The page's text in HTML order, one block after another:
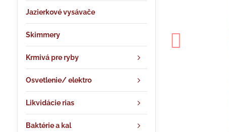
Jazierkové vysávače
Skimmery
Krmivá pre ryby
Osvetlenie/ elektro
Likvidácie rias
Baktérie a kal